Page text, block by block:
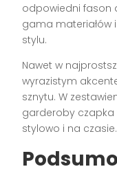
odpowiedni fason
gama materiałów
stylu.
Nawet w
wyrazistym
sznytu. W
garderoby czapka
stylowo i na czasie.